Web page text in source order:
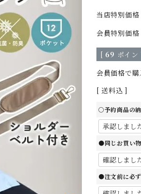
当店特別価格
会員特別価格
[ 69 ポイ
会員価格で
送料込
○予約商品の
●同じお買い
●注文前に必